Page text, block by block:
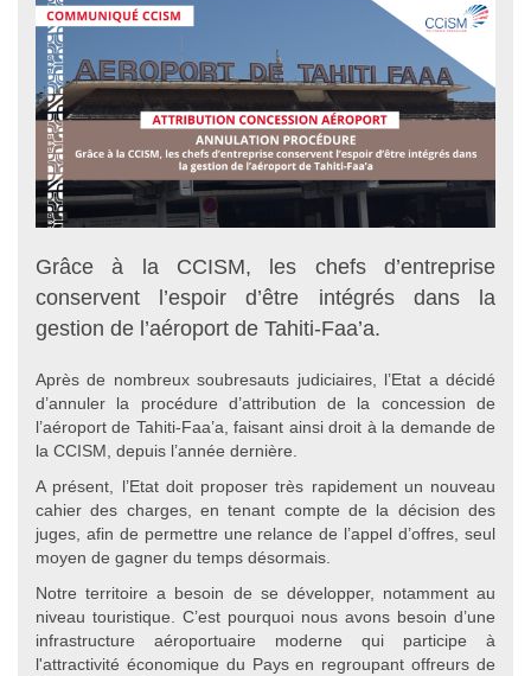
Grâce à la CCISM, les chefs d’entreprise
conservent l’espoir d’être intégrés dans la
gestion de l’aéroport de Tahiti-Faa’a.
Après de nombreux soubresauts judiciaires, l’Etat a décidé
d’annuler la procédure d’attribution de la concession de
l’aéroport de Tahiti-Faa’a, faisant ainsi droit à la demande de
la CCISM, depuis l’année dernière.
A présent, l’Etat doit proposer très rapidement un nouveau
cahier des charges, en tenant compte de la décision des
juges, afin de permettre une relance de l’appel d’offres, seul
moyen de gagner du temps désormais.
Notre territoire a besoin de se développer, notamment au
niveau touristique. C’est pourquoi nous avons besoin d’une
infrastructure aéroportuaire moderne qui participe à
l'attractivité économique du Pays en regroupant offreurs de